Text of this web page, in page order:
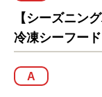
【シーズニン
冷凍シーフー
A